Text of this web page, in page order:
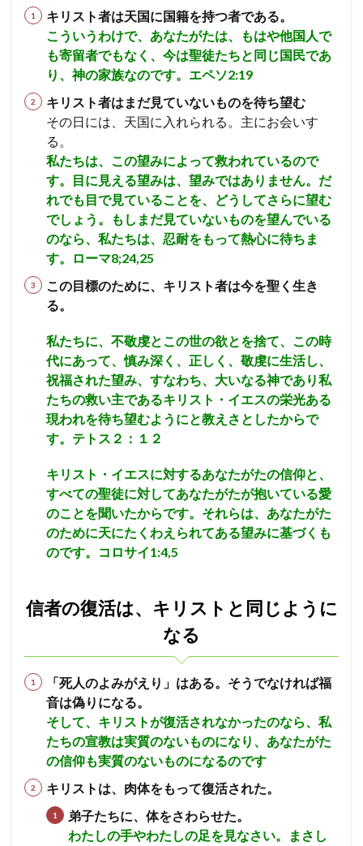
て生
きる
こと
が重
要で
ある
2
信者
の復
は、
キリ
スト
と同
じよ
うに
なる
3
これ
は神
能に
よっ
て成
され
る
神は
約束
した
を守
られ
霊と
体が
くさ
れる
い
今の
霊と
体を
もっ
て復
活す
る
5
肉体
が違
キリスト者は天国に国籍を持つ者である。
こういうわけで、あなたがたは、もはや他国人で
も寄留者でもなく、今は聖徒たちと同じ国民であ
り、神の家族なのです。エペソ2:19
キリスト者はまだ見ていないものを待ち望む
その日には、天国に入れられる。主にお会いす
る。
私たちは、この望みによって救われているので
す。目に見える望みは、望みではありません。だ
れでも目で見ていることを、どうしてさらに望む
でしょう。もしまだ見ていないものを望んでいる
のなら、私たちは、忍耐をもって熱心に待ちま
す。ローマ8;24,25
この目標のために、キリスト者は今を聖く生き
る。
私たちに、不敬虔とこの世の欲とを捨て、この時
代にあって、慎み深く、正しく、敬虔に生活し、
祝福された望み、すなわち、大いなる神であり私
たちの救い主であるキリスト・イエスの栄光ある
現われを待ち望むようにと教えさとしたからで
す。テトス２：１２
キリスト・イエスに対するあなたがたの信仰と、
すべての聖徒に対してあなたがたが抱いている愛
のことを聞いたからです。それらは、あなたがた
のために天にたくわえられてある望みに基づくも
のです。コロサイ1:4,5
信者の復活は、キリストと同じように
なる
「死人のよみがえり」はある。そうでなければ福
音は偽りになる。
そして、キリストが復活されなかったのなら、私
たちの宣教は実質のないものになり、あなたがた
の信仰も実質のないものになるのです
キリストは、肉体をもって復活された。
弟子たちに、体をさわらせた。
わたしの手やわたしの足を見なさい。まさし
金の子牛
信仰の到達点 心配 罪びと
福音
律法 示す 恵み
メルキゼデク
選び
ユダ 天地創造 聖化
バラム
油注ぎ
聖霊 復活 勝利
第２回伝道旅行
教師 別の福音
忍耐
救い
ヨアシュ ヒゼキヤ
バテシェバ
原罪 永遠の命 ラザロ
割礼
聖徒
看守 判断 ガラテヤ
アハズヤ
改革
アッシリヤ マナセ
アブシャロム
ギデオン
神の保護 ロバの子
心
キリスト
リディア
エホヤダ
疫病 ヤコブ
ナバル
アビメレク
昇天
エフー 病 エサウ
サウル
ミカ
サタン ホサナ 自己の死
教会
ベレヤ
結婚 光 エリヤ
エリシャ
アマツヤ
高ぶり 長子の権利
ゴリアテ
サムソン
アテネ
離婚 偽 やもめ
ヨアブ
エホアヤズ
アブラハム ヨシヤ
ヨナタン
ベンジャミン族
弟子
祭司、パリサイ人、律法学者たち
信仰義認
罪の赦し 終末
イスラエル
体 確信
処女マリヤ
報い 病気のいやし
再臨
異邦人
ステパノ アポロ 女性
希望
アハブ
ナアマン アザルヤ
人間の創造
エジプト
誕生 審判
砕かれた心
最後の晩餐
計画 殉教
第３回伝道旅行
かぶり物
テモテ アラム
ツァラアト
アハズ
知恵の木の実 奴隷 アビヤ
天国